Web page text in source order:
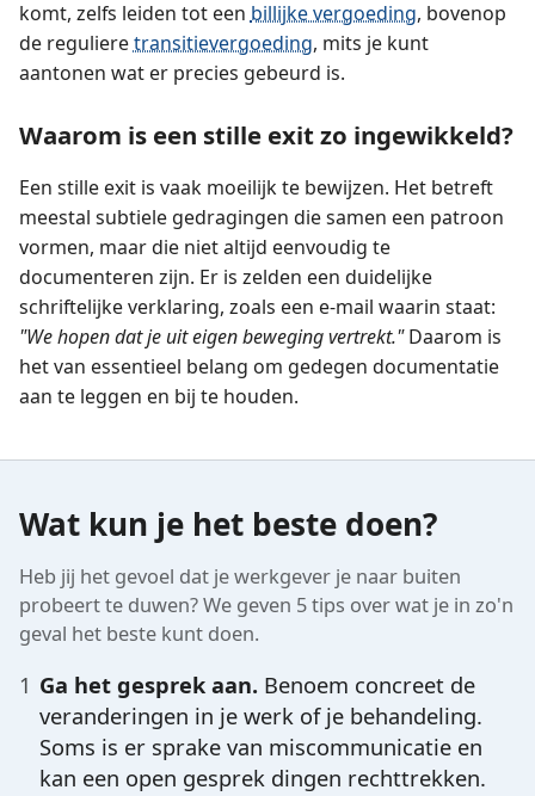
komt, zelfs leiden tot een billijke vergoeding, bovenop
de regulieretransitievergoeding, mits je kunt
aantonen wat er precies gebeurd is.
Waarom is een stille exit zo ingewikkeld?
Een stille exit is vaak moeilijk te bewijzen. Het betreft
meestal subtiele gedragingen die samen een patroon
vormen, maar die niet altijd eenvoudig te
documenteren zijn. Er is zelden een duidelijke
schriftelijke verklaring, zoals een e-mail waarin staat:
"We hopen dat je uit eigen beweging vertrekt."Daarom is
het van essentieel belang om gedegen documentatie
aan te leggen en bij te houden.
Wat kun je het beste doen?
Heb jij het gevoel dat je werkgever je naar buiten
probeert te duwen? We geven 5 tips over wat je in zo'n
geval het beste kunt doen.
Ga het gesprek aan. Benoem concreet de
veranderingen in je werk of je behandeling.
Soms is er sprake van miscommunicatie en
kan een open gesprek dingen rechttrekken.